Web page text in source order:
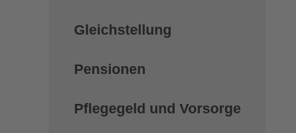
Gleichstellung
Pensionen
Pflegegeld und Vorsorge